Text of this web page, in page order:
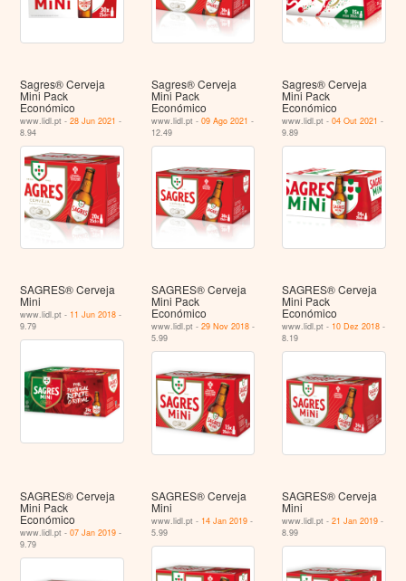
Sagres® Cerveja
Mini Pack
Económico
www.lidl.pt -28 Jun 2021 -
8.94
Sagres® Cerveja
Mini Pack
Económico
www.lidl.pt - 09 Ago 2021 -
12.49
Sagres® Cerveja
Mini Pack
Económico
www.lidl.pt -04 Out 2021 -
9.89
SAGRES® Cerveja
Mini
www.lidl.pt - 11 Jun 2018 -
9.79
SAGRES® Cerveja
Mini Pack
Económico
www.lidl.pt - 29 Nov 2018-
5.99
SAGRES® Cerveja
Mini Pack
Económico
www.lidl.pt - 10 Dez 2018 -
8.19
SAGRES® Cerveja
Mini Pack
Económico
www.lidl.pt -07 Jan 2019 -
9.79
SAGRES® Cerveja
Mini
www.lidl.pt - 14 Jan 2019-
5.99
SAGRES® Cerveja
Mini
www.lidl.pt -21 Jan 2019 -
8.99